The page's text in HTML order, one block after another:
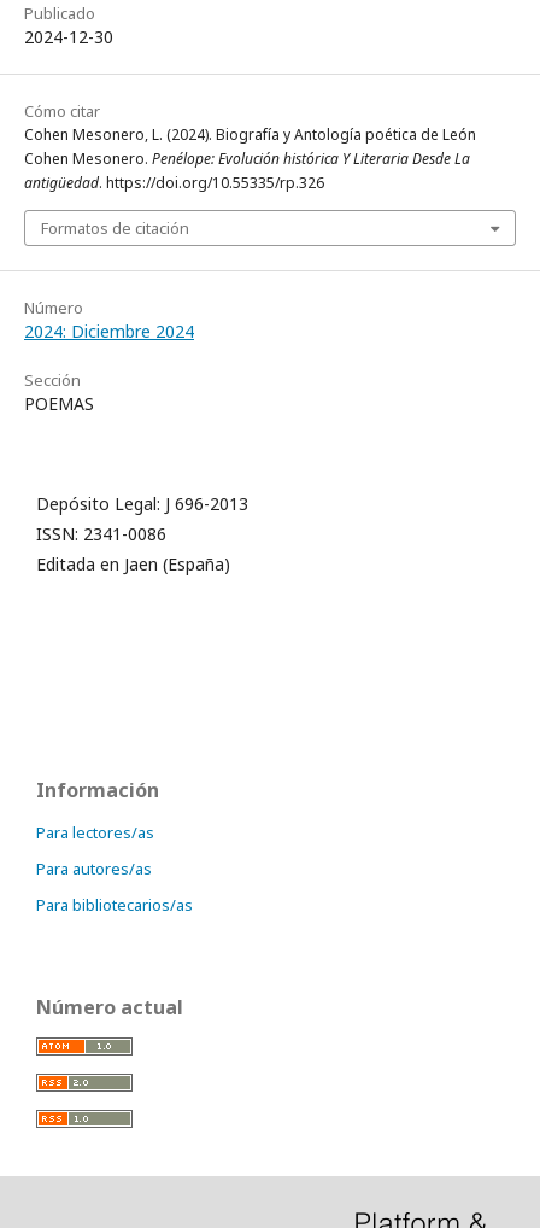
Publicado
2024-12-30
Cómo citar
Cohen Mesonero, L. (2024). Biografía y Antología poética de León
Cohen Mesonero. Penélope: Evolución histórica Y Literaria Desde La
antigüedad. https://doi.org/10.55335/rp.326
Formatos de citación
Número
2024: Diciembre 2024
Sección
POEMAS
Depósito Legal: J 696-2013
ISSN: 2341-0086
Editada en Jaen (España)
Información
Para lectores/as
Para autores/as
Para bibliotecarios/as
Número actual